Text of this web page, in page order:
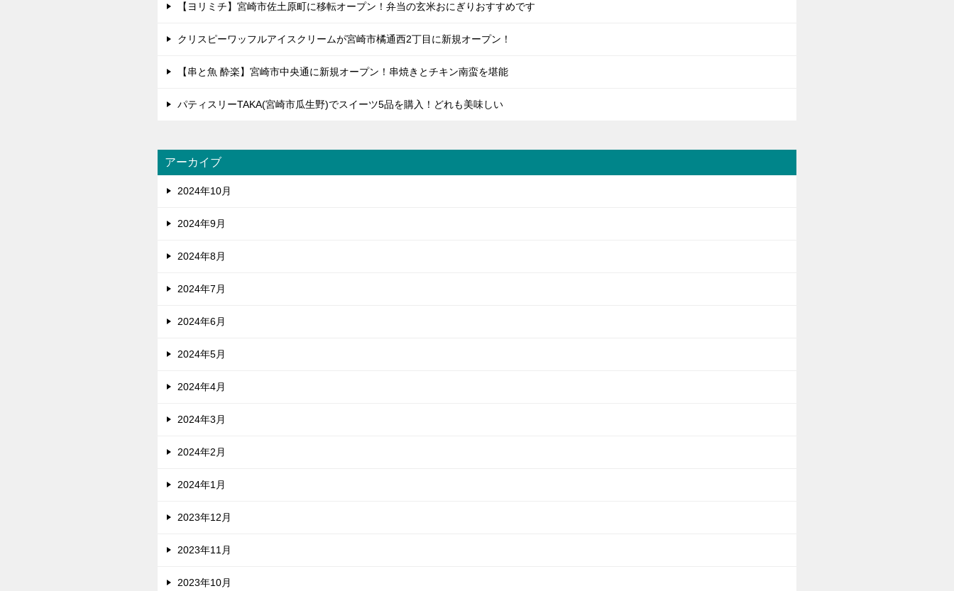
【ヨリミチ】宮崎市佐土原町に移転オープン！弁当の玄米おにぎりおすすめです
クリスピーワッフルアイスクリームが宮崎市橘通西2丁目に新規オープン！
【串と魚 酔楽】宮崎市中央通に新規オープン！串焼きとチキン南蛮を堪能
パティスリーTAKA(宮崎市瓜生野)でスイーツ5品を購入！どれも美味しい
アーカイブ
2024年10月
2024年9月
2024年8月
2024年7月
2024年6月
2024年5月
2024年4月
2024年3月
2024年2月
2024年1月
2023年12月
2023年11月
2023年10月